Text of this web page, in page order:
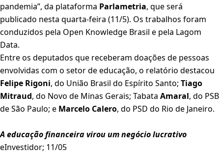
pandemia”, da plataforma Parlametria, que será
publicado nesta quarta-feira (11/5). Os trabalhos foram
conduzidos pela Open Knowledge Brasil e pela Lagom
Data.
Entre os deputados que receberam doações de pessoas
envolvidas com o setor de educação, o relatório destacou
Felipe Rigoni, do União Brasil do Espírito Santo; Tiago
Mitraud, do Novo de Minas Gerais; Tabata Amaral, do PSB
de São Paulo; e Marcelo Calero, do PSD do Rio de Janeiro.
A educação financeira virou um negócio lucrativo
eInvestidor; 11/05